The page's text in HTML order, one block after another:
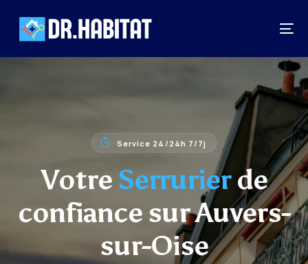
Service 24/24h 7/7j
Votre Serrurier de
confiance sur Auvers-
sur-Oise